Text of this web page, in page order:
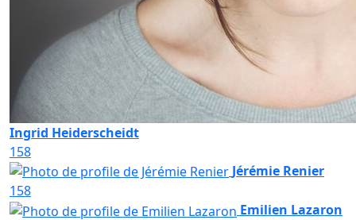
Ingrid Heiderscheidt
158
Jérémie Renier
158
Emilien Lazaron